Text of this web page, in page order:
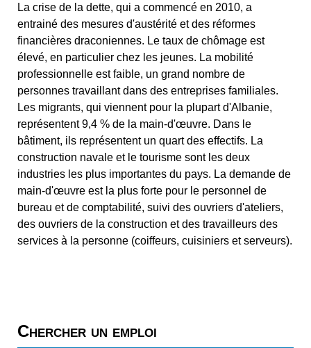
La crise de la dette, qui a commencé en 2010, a
entrainé des mesures d'austérité et des réformes
financières draconiennes. Le taux de chômage est
élevé, en particulier chez les jeunes. La mobilité
professionnelle est faible, un grand nombre de
personnes travaillant dans des entreprises familiales.
Les migrants, qui viennent pour la plupart d'Albanie,
représentent 9,4 % de la main-d'œuvre. Dans le
bâtiment, ils représentent un quart des effectifs. La
construction navale et le tourisme sont les deux
industries les plus importantes du pays. La demande de
main-d'œuvre est la plus forte pour le personnel de
bureau et de comptabilité, suivi des ouvriers d'ateliers,
des ouvriers de la construction et des travailleurs des
services à la personne (coiffeurs, cuisiniers et serveurs).
Chercher un emploi